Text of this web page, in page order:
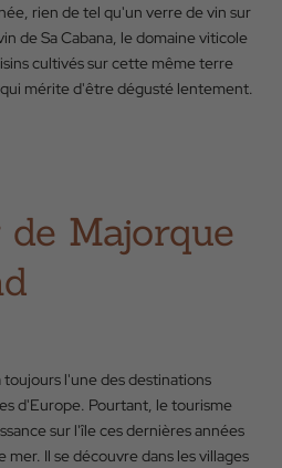
rien de tel qu'un verre de vin sur
de Sa Cabana, le domaine viticole
cultivés sur cette même terre
mérite d'être dégusté lentement.
Majorque
l'une des destinations
d'Europe. Pourtant, le tourisme
sur l'île ces dernières années
mer. Il se découvre dans les villages